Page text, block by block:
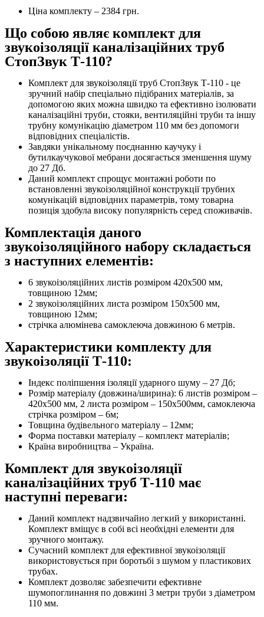
Ціна комплекту – 2384 грн.
Що собою являє комплект для
звукоізоляції каналізаційних труб
СтопЗвук Т-110?
Комплект для звукоізоляції труб СтопЗвук Т-110 - це
зручний набір спеціально підібраних матеріалів, за
допомогою яких можна швидко та ефективно ізолювати
каналізаційні труби, стояки, вентиляційні труби та іншу
трубну комунікацію діаметром 110 мм без допомоги
відповідних спеціалістів.
Завдяки унікальному поєднанню каучуку і
бутилкаучукової мебрани досягається зменшення шуму
до 27 Дб.
Даний комплект спрощує монтажні роботи по
встановленні звукоізоляційної конструкції трубних
комунікацій відповідних параметрів, тому товарна
позиція здобула високу популярність серед споживачів.
Комплектація даного
звукоізоляційного набору складається
з наступних елементів:
6 звукоізоляційних листів розміром 420х500 мм,
товщиною 12мм;
2 звукоізоляційних листа розміром 150х500 мм,
товщиною 12мм;
стрічка алюмінева самоклеюча довжиною 6 метрів.
Характеристики комплекту для
звукоізоляції Т-110:
Індекс поліпшення ізоляції ударного шуму – 27 Дб;
Розмір матеріалу (довжина/ширина): 6 листів розміром –
420х500 мм, 2 листа розміром – 150х500мм, самоклеюча
стрічка розміром – 6м;
Товщина будівельного матеріалу – 12мм;
Форма поставки матеріалу – комплект матеріалів;
Країна виробництва – Україна.
Комплект для звукоізоляції
каналізаційних труб Т-110 має
наступні переваги:
Даний комплект надзвичайно легкий у використанні.
Комплект вміщує в собі всі необхідні елементи для
зручного монтажу.
Сучасний комплект для ефективної звукоізоляції
використовується при боротьбі з шумом у пластикових
трубах.
Комплект дозволяє забезпечити ефективне
шумопоглинання по довжині 3 метри труби з діаметром
110 мм.